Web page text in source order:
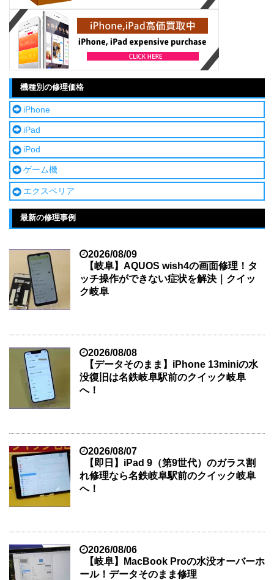
機種別の修理価格
iPhone
iPad
iPod
ゲーム機
エクスペリア
最新の修理事例
2026/08/09
【岐阜】AQUOS wish4の画面修理！タ
ッチ操作ができない症状を解決｜クイッ
ク岐阜
2026/08/08
【データそのまま】iPhone 13miniの水
没復旧は名鉄岐阜駅前のクイック岐阜
へ！
2026/08/07
【即日】iPad 9（第9世代）のガラス割
れ修理なら名鉄岐阜駅前のクイック岐阜
へ！
2026/08/06
【岐阜】MacBook Proの水没オーバーホ
ール！データそのまま修理